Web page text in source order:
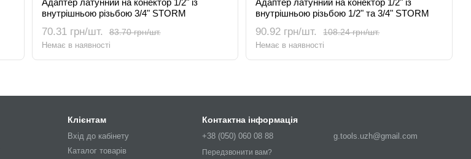
Адаптер латунний на конектор 1/2" із
внутрішньою різьбою 3/4" STORM
83.70 грн/шт.
70.31 грн/шт.
Немає в наявності
Адаптер латунний на конектор 1/2" із
внутрішньою різьбою 1/2" та 3/4" STORM
108.24 грн/шт.
90.92 грн/шт.
Немає в наявності
Клієнтам
Вхід до кабінету
Каталог товарів
Контактна інформація
+38 (050) 060 08 88
Передзвонити вам?
g.tools.uzh@gmail.com